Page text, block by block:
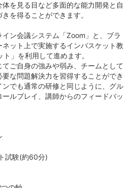
を見る目など多面的な能力開発と自
を得ることができます。
ン会議システム「Zoom」と、ブラ
ット上で実施するインバスケット教
」を利用して進めます。
ご自身の強みや弱み、チームとして
な問題解決力を習得することができ
ンでも通常の研修と同じように、グル
ルプレイ、講師からのフィードバッ
試験(約60分)